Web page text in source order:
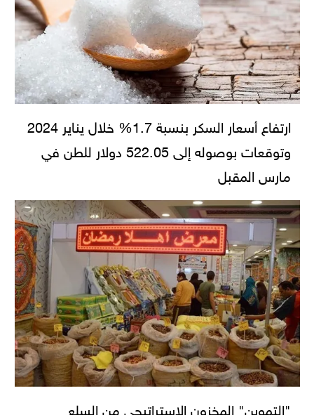
ارتفاع أسعار السكر بنسبة 1.7% خلال يناير 2024
وتوقعات بوصوله إلى 522.05 دولار للطن في
مارس المقبل
"التموين" المخزون الاستراتيجي من السلع